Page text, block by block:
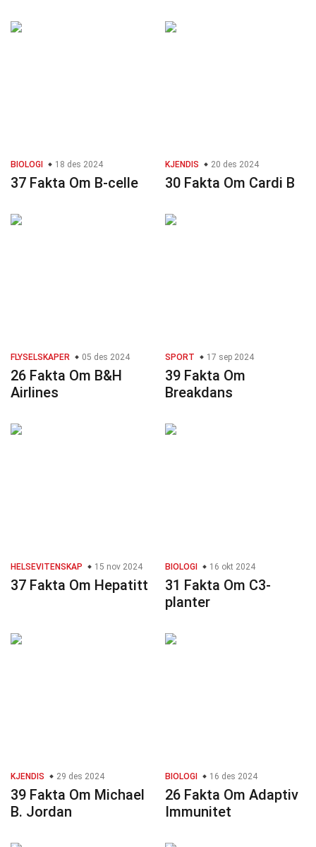
BIOLOGI 18 des 2024
37 Fakta Om B-celle
KJENDIS 20 des 2024
30 Fakta Om Cardi B
FLYSELSKAPER 05 des 2024
26 Fakta Om B&H
Airlines
SPORT 17 sep 2024
39 Fakta Om
Breakdans
HELSEVITENSKAP 15 nov 2024
37 Fakta Om Hepatitt
BIOLOGI 16 okt 2024
31 Fakta Om C3-
planter
KJENDIS 29 des 2024
39 Fakta Om Michael
B. Jordan
BIOLOGI 16 des 2024
26 Fakta Om Adaptiv
Immunitet